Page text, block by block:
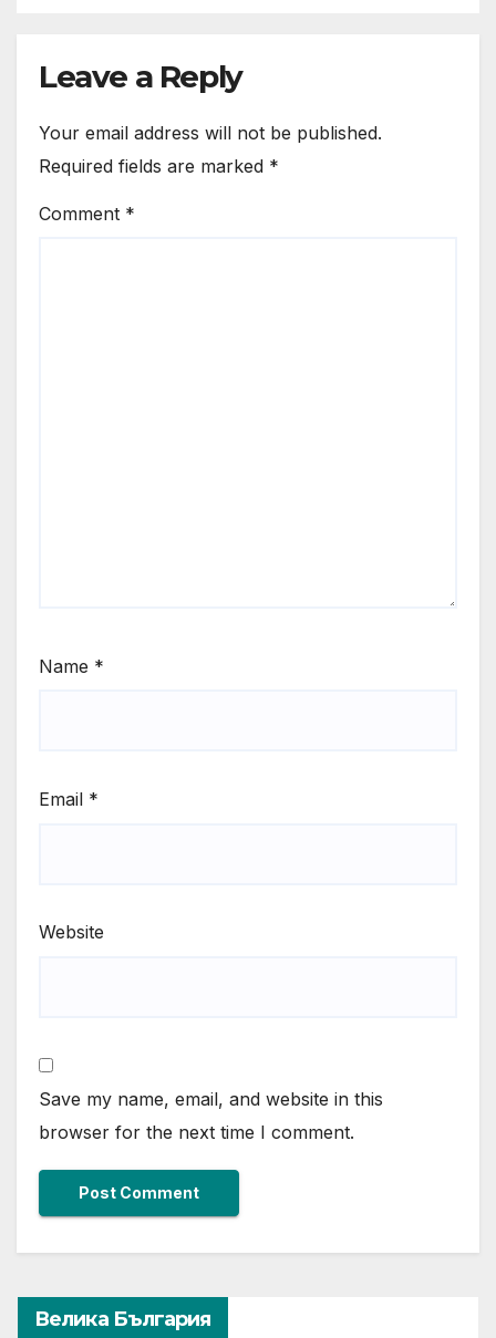
Leave a Reply
Your email address will not be published.
Required fields are marked *
Comment *
Name *
Email *
Website
Save my name, email, and website in this
browser for the next time I comment.
Велика България